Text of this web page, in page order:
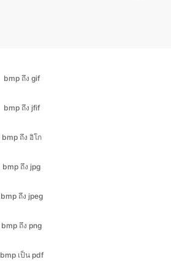
bmp ถึง อิโก
bmp ถึง jpg
bmp ถึง jpeg
bmp ถึง png
bmp เป็น pdf
bmp ถึง svg
bmp ถึง webp